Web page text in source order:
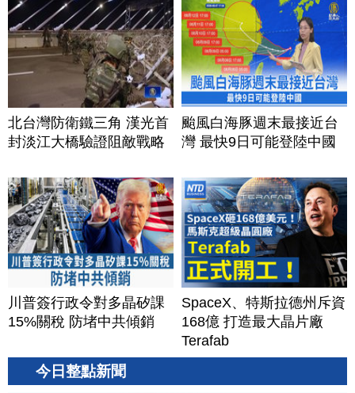
北台灣防衛鐵三角 漢光首
封淡江大橋驗證阻敵戰略
颱風白海豚週末最接近台
灣 最快9日可能登陸中國
川普簽行政令對多晶矽課
15%關稅 防堵中共傾銷
SpaceX、特斯拉德州斥資
168億 打造最大晶片廠
Terafab
今日整點新聞